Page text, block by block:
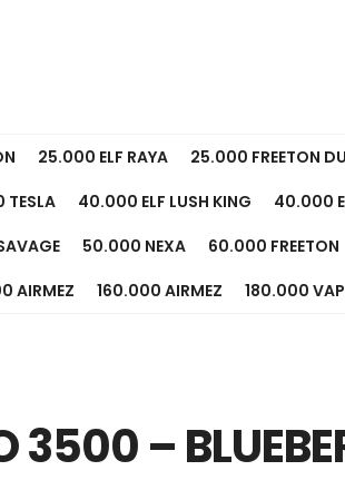
25.000 ELF RAYA 25.000 FREETON
40.000 ELF LUSH KING
40.000
50.000 NEXA 60.000 FREETON
AIRMEZ 160.000 AIRMEZ 180.000
3500 –